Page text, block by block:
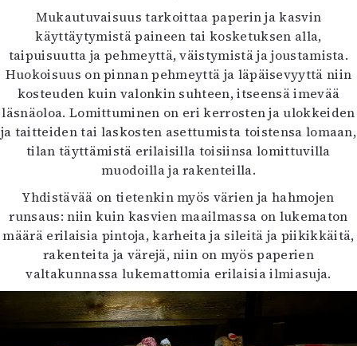
Mukautuvaisuus tarkoittaa paperin ja kasvin
käyttäytymistä paineen tai kosketuksen alla,
taipuisuutta ja pehmeyttä, väistymistä ja joustamista.
Huokoisuus on pinnan pehmeyttä ja läpäisevyyttä niin
kosteuden kuin valonkin suhteen, itseensä imevää
läsnäoloa. Lomittuminen on eri kerrosten ja ulokkeiden
ja taitteiden tai laskosten asettumista toistensa lomaan,
tilan täyttämistä erilaisilla toisiinsa lomittuvilla
muodoilla ja rakenteilla.
Yhdistävää on tietenkin myös värien ja hahmojen
runsaus: niin kuin kasvien maailmassa on lukematon
määrä erilaisia pintoja, karheita ja sileitä ja piikikkäitä,
rakenteita ja värejä, niin on myös paperien
valtakunnassa lukemattomia erilaisia ilmiasuja.